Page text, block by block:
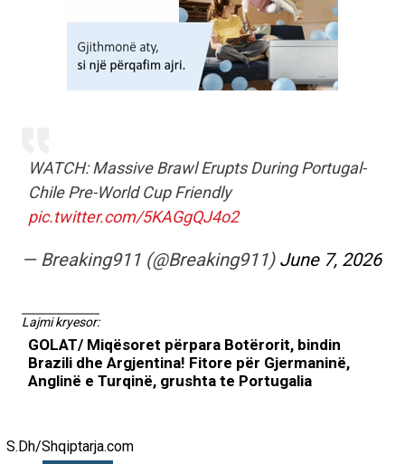
WATCH: Massive Brawl Erupts During Portugal-
Chile Pre-World Cup Friendly
pic.twitter.com/5KAGgQJ4o2
— Breaking911 (@Breaking911) June 7, 2026
Lajmi kryesor:
GOLAT/ Miqësoret përpara Botërorit, bindin
Brazili dhe Argjentina! Fitore për Gjermaninë,
Anglinë e Turqinë, grushta te Portugalia
S.Dh/Shqiptarja.com